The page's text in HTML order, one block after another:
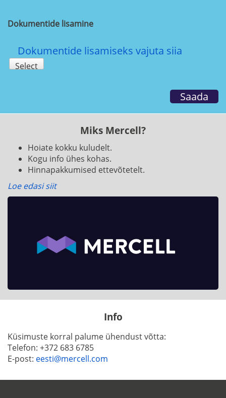
Dokumentide lisamine
Dokumentide lisamiseks vajuta siia
Select
Saada
Miks Mercell?
Hoiate kokku kuludelt.
Kogu info ühes kohas.
Hinnapakkumised ettevõtetelt.
Loe edasi siit
Info
Küsimuste korral palume ühendust võtta:
Telefon: +372 683 6785
E-post: eesti@mercell.com